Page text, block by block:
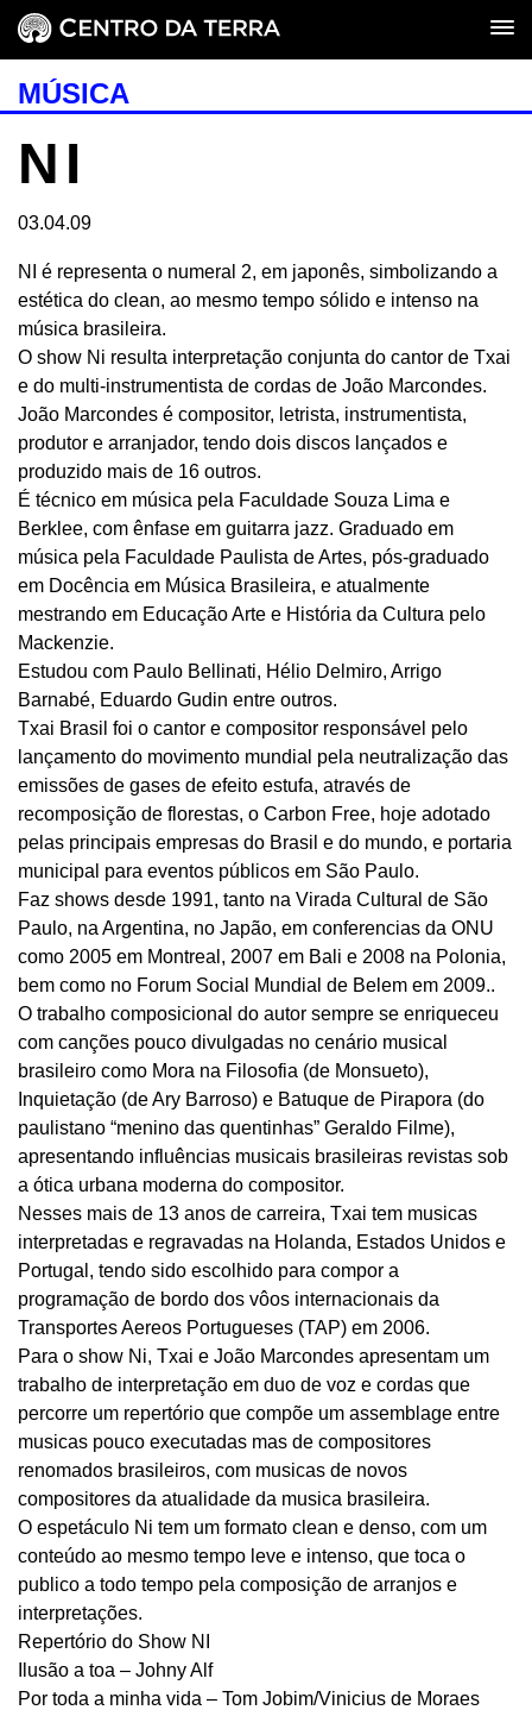
MÚSICA
NI
03.04.09
NI é representa o numeral 2, em japonês, simbolizando a
estética do clean, ao mesmo tempo sólido e intenso na
música brasileira.
O show Ni resulta interpretação conjunta do cantor de Txai
e do multi-instrumentista de cordas de João Marcondes.
João Marcondes é compositor, letrista, instrumentista,
produtor e arranjador, tendo dois discos lançados e
produzido mais de 16 outros.
É técnico em música pela Faculdade Souza Lima e
Berklee, com ênfase em guitarra jazz. Graduado em
música pela Faculdade Paulista de Artes, pós-graduado
em Docência em Música Brasileira, e atualmente
mestrando em Educação Arte e História da Cultura pelo
Mackenzie.
Estudou com Paulo Bellinati, Hélio Delmiro, Arrigo
Barnabé, Eduardo Gudin entre outros.
Txai Brasil foi o cantor e compositor responsável pelo
lançamento do movimento mundial pela neutralização das
emissões de gases de efeito estufa, através de
recomposição de florestas, o Carbon Free, hoje adotado
pelas principais empresas do Brasil e do mundo, e portaria
municipal para eventos públicos em São Paulo.
Faz shows desde 1991, tanto na Virada Cultural de São
Paulo, na Argentina, no Japão, em conferencias da ONU
como 2005 em Montreal, 2007 em Bali e 2008 na Polonia,
bem como no Forum Social Mundial de Belem em 2009..
O trabalho composicional do autor sempre se enriqueceu
com canções pouco divulgadas no cenário musical
brasileiro como Mora na Filosofia (de Monsueto),
Inquietação (de Ary Barroso) e Batuque de Pirapora (do
paulistano “menino das quentinhas” Geraldo Filme),
apresentando influências musicais brasileiras revistas sob
a ótica urbana moderna do compositor.
Nesses mais de 13 anos de carreira, Txai tem musicas
interpretadas e regravadas na Holanda, Estados Unidos e
Portugal, tendo sido escolhido para compor a
programação de bordo dos vôos internacionais da
Transportes Aereos Portugueses (TAP) em 2006.
Para o show Ni, Txai e João Marcondes apresentam um
trabalho de interpretação em duo de voz e cordas que
percorre um repertório que compõe um assemblage entre
musicas pouco executadas mas de compositores
renomados brasileiros, com musicas de novos
compositores da atualidade da musica brasileira.
O espetáculo Ni tem um formato clean e denso, com um
conteúdo ao mesmo tempo leve e intenso, que toca o
publico a todo tempo pela composição de arranjos e
interpretações.
Repertório do Show NI
Ilusão a toa – Johny Alf
Por toda a minha vida – Tom Jobim/Vinicius de Moraes